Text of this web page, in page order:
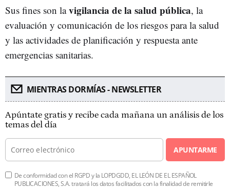
Sus fines son lavigilancia de la salud pública, la
evaluación y comunicación de los riesgos para la salud
y las actividades de planificación y respuesta ante
emergencias sanitarias.
MIENTRAS DORMÍAS - NEWSLETTER
Apúntate gratis y recibe cada mañana un análisis de los
temas del día
APUNTARME
De conformidad con el RGPD y la LOPDGDD, EL LEÓN DE EL ESPAÑOL
PUBLICACIONES, S.A. tratará los datos facilitados con la finalidad de remitirle